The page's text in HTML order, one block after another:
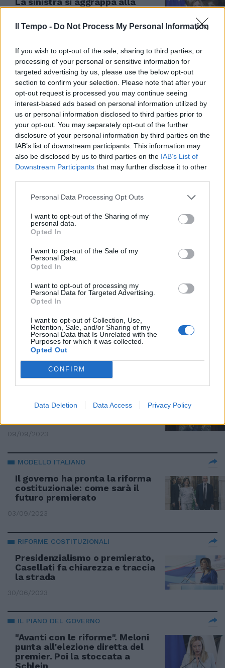
Il Tempo - Do Not Process My Personal Information
If you wish to opt-out of the sale, sharing to third parties, or
processing of your personal or sensitive information for
targeted advertising by us, please use the below opt-out
section to confirm your selection. Please note that after your
opt-out request is processed you may continue seeing
interest-based ads based on personal information utilized by
us or personal information disclosed to third parties prior to
your opt-out. You may separately opt-out of the further
disclosure of your personal information by third parties on the
IAB’s list of downstream participants. This information may
also be disclosed by us to third parties on the IAB’s List of
Downstream Participants that may further disclose it to other
Personal Data Processing Opt Outs
I want to opt-out of the Sharing of my
personal data.
Opted In
I want to opt-out of the Sale of my
Personal Data.
Opted In
I want to opt-out of processing my
Personal Data for Targeted Advertising.
Opted In
I want to opt-out of Collection, Use,
Retention, Sale, and/or Sharing of my
Personal Data that Is Unrelated with the
Purposes for which it was collected.
Opted Out
CONFIRM
Data Deletion Data Access Privacy Policy
Germania per la contro-
proposta sul premierato
RIFORME
Premierato in Consiglio dei
ministri. Meloni: "Avanti insieme
all'autonomia"
02/11/2023
RIFORME
Strada per il premierato e addio
ai senatori a vita: la bozza del
ddl costituzionale
02/11/2023
CORTEO CGIL
sinistra: no alle riforme e
all’invio di armi
TORINO
Basta giochi di Palazzo, Meloni
annuncia le riforme anti-
ribaltone
03/10/2023
Sbarramento sotto il 4% in
cambio delle riforme: Ciriani
09/09/2023
MODELLO ITALIANO
Il governo ha pronta la riforma
costituzionale: come sarà il
futuro premierato
03/09/2023
RIFORME COSTITUZIONALI
Presidenzialismo o premierato,
Casellati fa chiarezza e traccia
la strada
30/06/2023
IL PIANO DEL GOVERNO
"Avanti con le riforme". Meloni
punta all'elezione diretta del
premier. Poi la stoccata a
Schlein